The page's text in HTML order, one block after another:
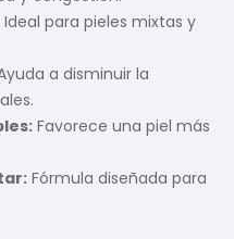
Ideal para pieles mixtas y
a disminuir la
Favorece una piel más
Fórmula diseñada para